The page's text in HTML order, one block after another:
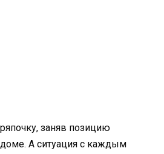
заняв позицию
А ситуация с каждым